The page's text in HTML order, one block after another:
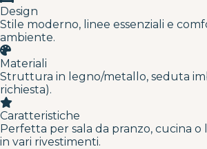
Design
Stile moderno, linee essenziali e
ambiente.
Materiali
Struttura in legno/metallo, seduta
richiesta).
Caratteristiche
Perfetta per sala da pranzo, cucina o
in vari rivestimenti.